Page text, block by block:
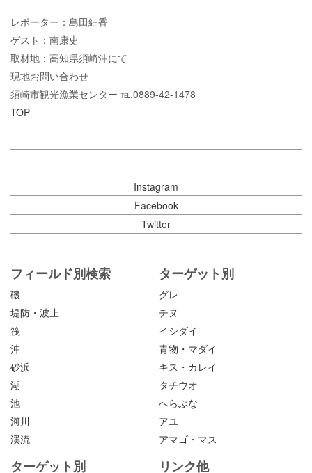
レポーター：島田細香
ゲスト：南康史
取材地：高知県須崎沖にて
現地お問い合わせ
須崎市観光漁業センター ℡.0889-42-1478
TOP
Instagram
Facebook
Twitter
フィールド別検索
磯
堤防・波止
筏
沖
砂浜
湖
池
河川
渓流
ターゲット別
グレ
チヌ
イシダイ
青物・マダイ
キス・カレイ
タチウオ
へらぶな
アユ
アマゴ・マス
ターゲット別 リンク他